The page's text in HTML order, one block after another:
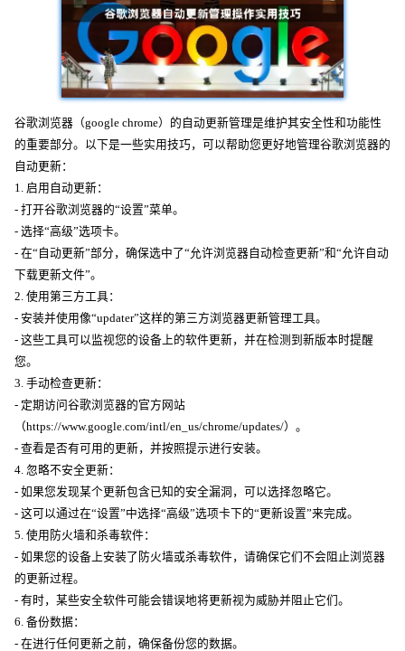
谷歌浏览器（google chrome）的自动更新管理是维护其安全性和功能性
的重要部分。以下是一些实用技巧，可以帮助您更好地管理谷歌浏览器的
自动更新：
1. 启用自动更新：
- 打开谷歌浏览器的“设置”菜单。
- 选择“高级”选项卡。
- 在“自动更新”部分，确保选中了“允许浏览器自动检查更新”和“允许自动
下载更新文件”。
2. 使用第三方工具：
- 安装并使用像“updater”这样的第三方浏览器更新管理工具。
- 这些工具可以监视您的设备上的软件更新，并在检测到新版本时提醒
您。
3. 手动检查更新：
- 定期访问谷歌浏览器的官方网站
（https://www.google.com/intl/en_us/chrome/updates/）。
- 查看是否有可用的更新，并按照提示进行安装。
4. 忽略不安全更新：
- 如果您发现某个更新包含已知的安全漏洞，可以选择忽略它。
- 这可以通过在“设置”中选择“高级”选项卡下的“更新设置”来完成。
5. 使用防火墙和杀毒软件：
- 如果您的设备上安装了防火墙或杀毒软件，请确保它们不会阻止浏览器
的更新过程。
- 有时，某些安全软件可能会错误地将更新视为威胁并阻止它们。
6. 备份数据：
- 在进行任何更新之前，确保备份您的数据。